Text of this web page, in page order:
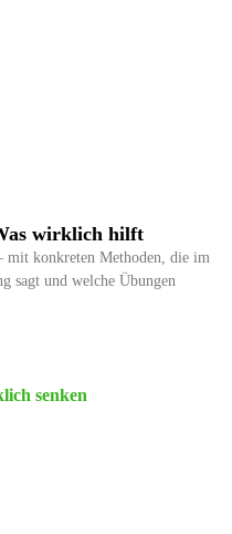
wirklich hilft
mit konkreten Methoden, die im
sagt und welche Übungen